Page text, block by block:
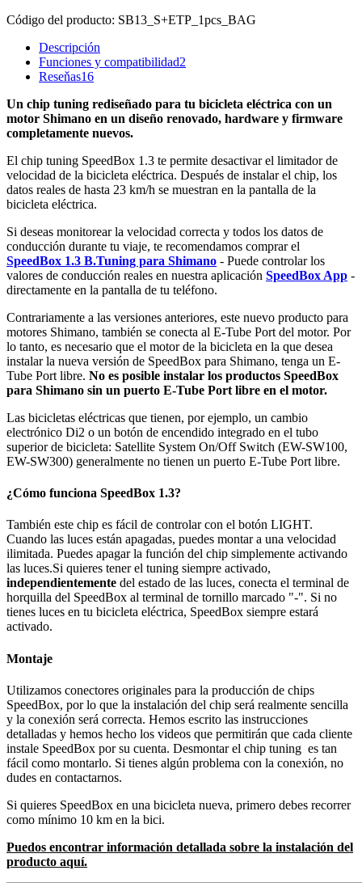
Código del producto: SB13_S+ETP_1pcs_BAG
Descripción
Funciones y compatibilidad2
Reseňas16
Un chip tuning rediseñado para tu bicicleta eléctrica con un
motor Shimano en un diseño renovado, hardware y firmware
completamente nuevos.
El chip tuning SpeedBox 1.3 te permite desactivar el limitador de
velocidad de la bicicleta eléctrica. Después de instalar el chip, los
datos reales de hasta 23 km/h se muestran en la pantalla de la
bicicleta eléctrica.
Si deseas monitorear la velocidad correcta y todos los datos de
conducción durante tu viaje, te recomendamos comprar el
SpeedBox 1.3 B.Tuning para Shimano - Puede controlar los
valores de conducción reales en nuestra aplicación SpeedBox App -
directamente en la pantalla de tu teléfono.
Contrariamente a las versiones anteriores, este nuevo producto para
motores Shimano, también se conecta al E-Tube Port del motor. Por
lo tanto, es necesario que el motor de la bicicleta en la que desea
instalar la nueva versión de SpeedBox para Shimano, tenga un E-
Tube Port libre. No es posible instalar los productos SpeedBox
para Shimano sin un puerto E-Tube Port libre en el motor.
Las bicicletas eléctricas que tienen, por ejemplo, un cambio
electrónico Di2 o un botón de encendido integrado en el tubo
superior de bicicleta: Satellite System On/Off Switch (EW-SW100,
EW-SW300) generalmente no tienen un puerto E-Tube Port libre.
¿Cómo funciona SpeedBox 1.3?
También este chip es fácil de controlar con el botón LIGHT.
Cuando las luces están apagadas, puedes montar a una velocidad
ilimitada. Puedes apagar la función del chip simplemente activando
las luces.Si quieres tener el tuning siempre activado,
independientemente del estado de las luces, conecta el terminal de
horquilla del SpeedBox al terminal de tornillo marcado "-". Si no
tienes luces en tu bicicleta eléctrica, SpeedBox siempre estará
activado.
Montaje
Utilizamos conectores originales para la producción de chips
SpeedBox, por lo que la instalación del chip será realmente sencilla
y la conexión será correcta. Hemos escrito las instrucciones
detalladas y hemos hecho los videos que permitirán que cada cliente
instale SpeedBox por su cuenta. Desmontar el chip tuning es tan
fácil como montarlo. Si tienes algún problema con la conexión, no
dudes en contactarnos.
Si quieres SpeedBox en una bicicleta nueva, primero debes recorrer
como mínimo 10 km en la bici.
Puedos encontrar información detallada sobre la instalación del
producto aquí.